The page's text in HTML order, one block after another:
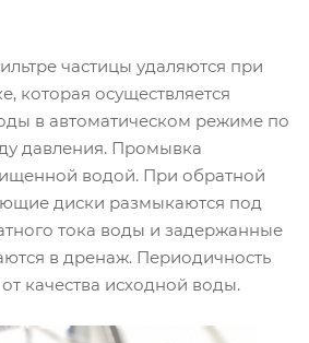
частицы удаляются при
которая осуществляется
в автоматическом режиме по
давления. Промывка
водой. При обратной
диски размыкаются под
тока воды и задержанные
в дренаж. Периодичность
качества исходной воды.